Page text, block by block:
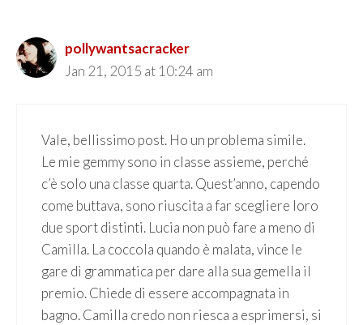
pollywantsacracker
Jan 21, 2015 at 10:24 am
Vale, bellissimo post. Ho un problema simile.
Le mie gemmy sono in classe assieme, perché
c’è solo una classe quarta. Quest’anno, capendo
come buttava, sono riuscita a far scegliere loro
due sport distinti. Lucia non può fare a meno di
Camilla. La coccola quando è malata, vince le
gare di grammatica per dare alla sua gemella il
premio. Chiede di essere accompagnata in
bagno. Camilla credo non riesca a esprimersi, si